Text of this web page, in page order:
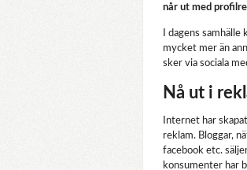
når ut med
I dagens
mycket mer än
sker via sociala
Nå ut i
Internet har
reklam. Bloggar,
facebook etc.
konsumenter har